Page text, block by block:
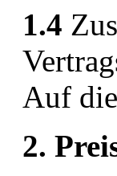
1.4
Auf
2.